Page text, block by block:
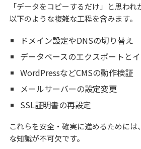
「データをコピーするだけ」と思わ
以下のような複雑な工程を含みます。
ドメイン設定やDNSの切り替え
データベースのエクスポートと
WordPressなどCMSの動作検証
メールサーバーの設定変更
SSL証明書の再設定
これらを安全・確実に進めるために
な知識が不可欠です。